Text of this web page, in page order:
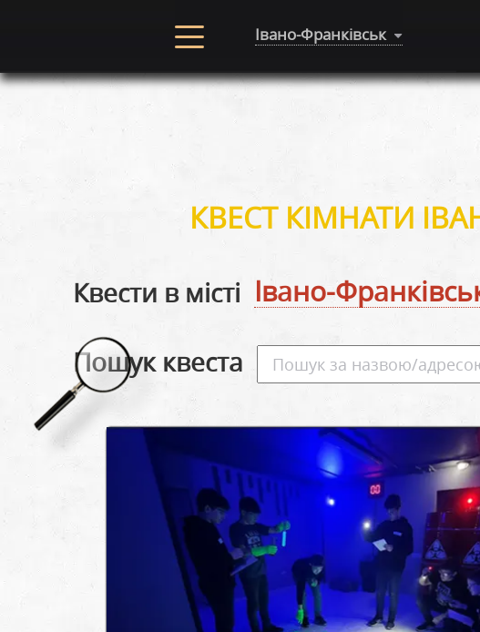
Івано-Франківськ
КВЕСТ КІМНАТИ
Квести в місті Івано-
Пошук квеста